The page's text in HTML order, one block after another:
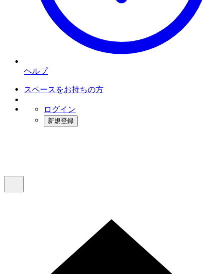
ヘルプ
スペースをお持ちの方
ログイン
新規登録